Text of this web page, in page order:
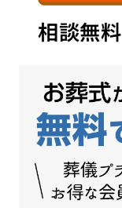
相談無料